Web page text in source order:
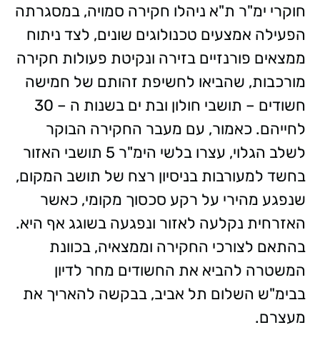
חוקרי ימ"ר ת"א ניהלו חקירה סמויה, במסגרתה
הפעילה אמצעים טכנולוגים שונים, לצד ניתוח
ממצאים פורנזיים בזירה ונקיטת פעולות חקירה
מורכבות, שהביאו לחשיפת זהותם של חמישה
חשודים – תושבי חולון ובת ים בשנות ה – 30
לחייהם. כאמור, עם מעבר החקירה הבוקר
לשלב הגלוי, עצרו בלשי הימ"ר 5 תושבי האזור
בחשד למעורבות בניסיון רצח של תושב המקום,
שנפגע מהירי על רקע סכסוך מקומי, כאשר
האזרחית נקלעה לאזור ונפגעה בשוגג אף היא.
בהתאם לצורכי החקירה וממצאיה, בכוונת
המשטרה להביא את החשודים מחר לדיון
בבימ"ש השלום תל אביב, בבקשה להאריך את
מעצרם.